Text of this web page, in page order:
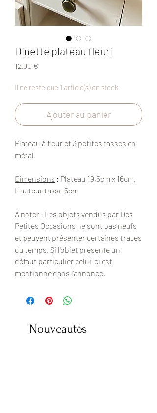
Dinette plateau fleuri
12,00 €
Il ne reste que 1 article(s) en stock
Ajouter au panier
Plateau à fleur et 3 petites tasses en
métal.
Dimensions : Plateau 19,5cm x 16cm,
Hauteur tasse 5cm
A noter : Les objets vendus par Des
Petites Occasions ne sont pas neufs
et peuvent présenter certaines traces
du temps. Si l'objet présente un
défaut particulier celui-ci est
mentionné dans l’annonce.
Nouveautés